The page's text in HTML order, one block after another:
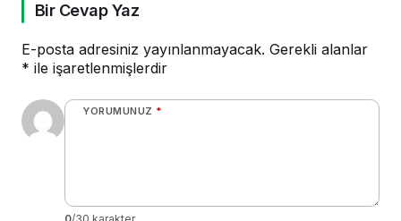
Bir Cevap Yaz
E-posta adresiniz yayınlanmayacak. Gerekli alanlar
* ile işaretlenmişlerdir
YORUMUNUZ *